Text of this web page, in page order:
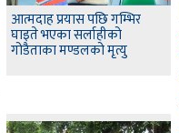
आत्मदाह प्रयास पछि गम्भिर
घाइते भएका सर्लाहीको
गोडैताका मण्डलको मृत्यु